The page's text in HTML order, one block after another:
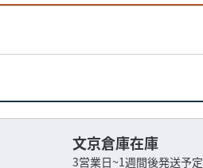
文京倉庫在庫
3営業日~1週間後発送予定